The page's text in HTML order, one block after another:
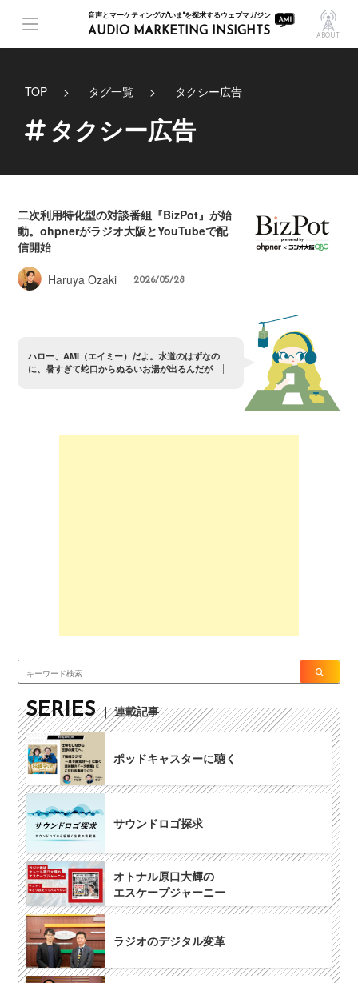
音声とマーケティングの"いま"を探求するウェブマガジン
AUDIO MARKETING INSIGHTS ABOUT
TOP タグ一覧 タクシー広告
タクシー広告
二次利用特化型の対談番組『BizPot』が始
動。ohpnerがラジオ大阪とYouTubeで配
信開始
Haruya Ozaki 2026/05/28
ハロー、 AMI（エイ ミ ー） だよ 。 水道のはずなの
に、 暑すぎて蛇口からぬるいお湯が出るんだが？
SERIES ｜ 連載記事
ポッドキャスターに聴く
サウンドロゴ探求
オトナル原口大輝の
エスケープジャーニー
ラジオのデジタル変革